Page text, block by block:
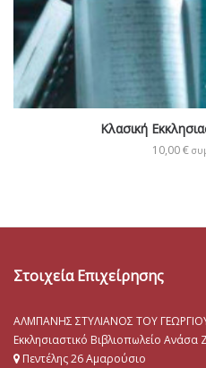
Κλασική
10,00€
Στοιχεία Επιχείρησης
ΑΛΜΠΑΝΗΣ ΣΤΥΛΙΑΝΟΣ ΤΟΥ
Εκκλησιαστικό Βιβλιοπωλείο Ανάσα
Πεντέλης 26 Αμαρούσιο